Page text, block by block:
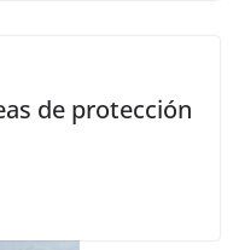
de protección